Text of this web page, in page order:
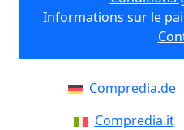
Informations sur le
Compredia.de
Compredia.it